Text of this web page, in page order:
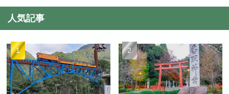
人気記事